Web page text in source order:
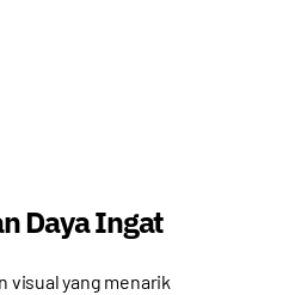
Daya Ingat
visual yang menarik